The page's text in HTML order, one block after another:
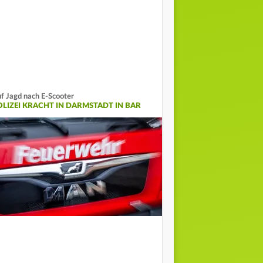
Jagd nach E-Scooter
KRACHT IN DARMSTADT IN BAR